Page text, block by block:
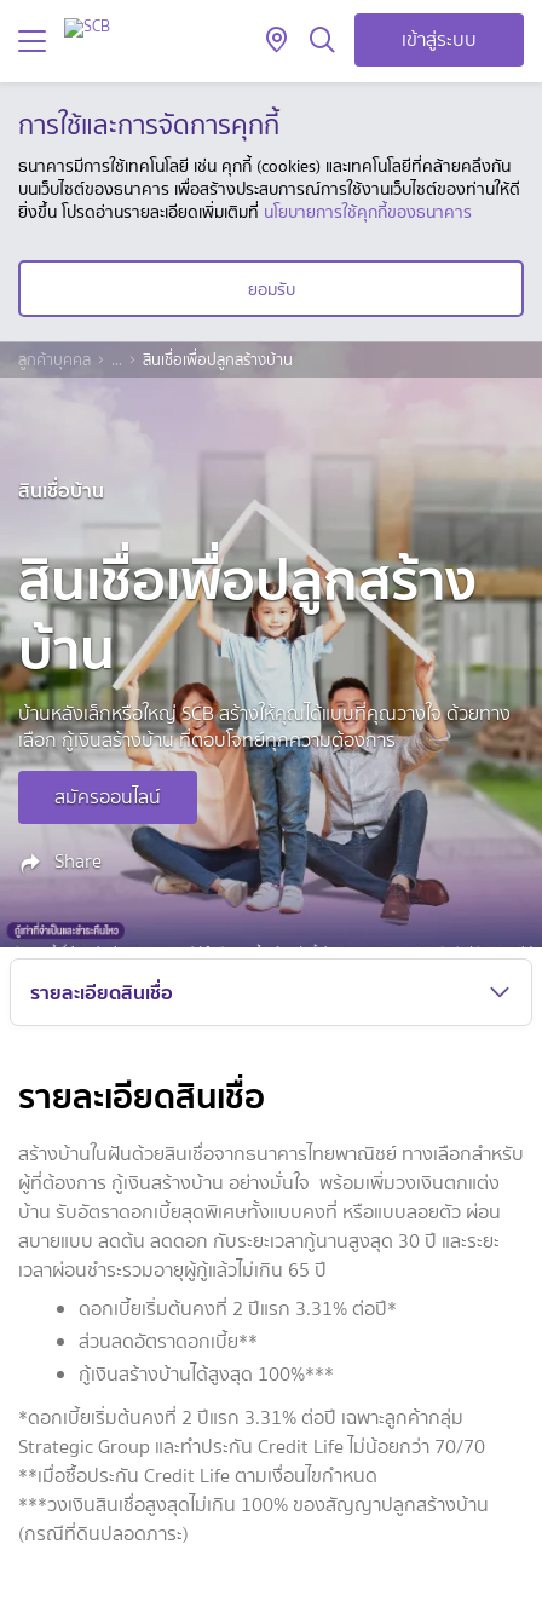
เข้าสู่ระบบ
การใช้และการจัดการคุกกี้
ธนาคารมีการใช้เทคโนโลยี เช่น คุกกี้ (cookies) และเทคโนโลยีที่คล้ายคลึงกัน
บนเว็บไซต์ของธนาคาร เพื่อสร้างประสบการณ์การใช้งานเว็บไซต์ของท่านให้ดี
ยิ่งขึ้น โปรดอ่านรายละเอียดเพิ่มเติมที่ นโยบายการใช้คุกกี้ของธนาคาร
ยอมรับ
ลูกค้าบุคคล ... สินเชื่อเพื่อปลูกสร้างบ้าน
สินเชื่อบ้าน
สินเชื่อเพื่อปลูกสร้าง
บ้าน
บ้านหลังเล็กหรือใหญ่ SCB สร้างให้คุณได้แบบที่คุณวางใจ ด้วยทาง
เลือก กู้เงินสร้างบ้าน ที่ตอบโจทย์ทุกความต้องการ
สมัครออนไลน์
Share
รายละเอียดสินเชื่อ
รายละเอียดสินเชื่อ
สร้างบ้านในฝันด้วยสินเชื่อจากธนาคารไทยพาณิชย์ ทางเลือกสำหรับ
ผู้ที่ต้องการ กู้เงินสร้างบ้าน อย่างมั่นใจ พร้อมเพิ่มวงเงินตกแต่ง
บ้าน รับอัตราดอกเบี้ยสุดพิเศษทั้งแบบคงที่ หรือแบบลอยตัว ผ่อน
สบายแบบ ลดต้น ลดดอก กับระยะเวลากู้นานสูงสุด 30 ปี และระยะ
เวลาผ่อนชำระรวมอายุผู้กู้แล้วไม่เกิน 65 ปี
ดอกเบี้ยเริ่มต้นคงที่ 2 ปีแรก 3.31% ต่อปี*
ส่วนลดอัตราดอกเบี้ย**
กู้เงินสร้างบ้านได้สูงสุด 100%***
*ดอกเบี้ยเริ่มต้นคงที่ 2 ปีแรก 3.31% ต่อปี เฉพาะลูกค้ากลุ่ม
Strategic Group และทำประกัน Credit Life ไม่น้อยกว่า 70/70
**เมื่อซื้อประกัน Credit Life ตามเงื่อนไขกำหนด
***วงเงินสินเชื่อสูงสุดไม่เกิน 100% ของสัญญาปลูกสร้างบ้าน
(กรณีที่ดินปลอดภาระ)